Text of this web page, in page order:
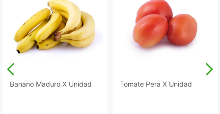
Banano Maduro X Unidad Tomate Pera X Unidad